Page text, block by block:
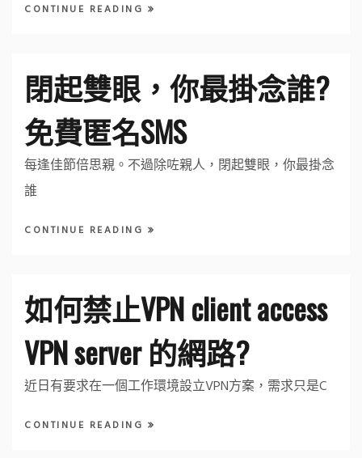
CONTINUE READING
閉起雙眼，你最掛念誰?
免費匿名SMS
每逢佳節倍思親。不過除咗親人，閉起雙眼，你最掛念
誰
CONTINUE READING
如何禁止VPN client access
VPN server 的網路?
近日有要求在一個工作環境設立VPN方案，需求只是C
CONTINUE READING